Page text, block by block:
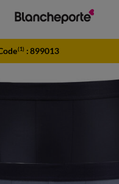
(1) :899013